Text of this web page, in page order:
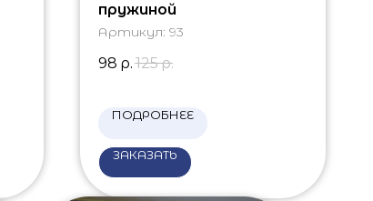
пружиной
Артикул: 93
98 р. 125 р.
ПОДРОБНЕЕ
ЗАКАЗАТЬ